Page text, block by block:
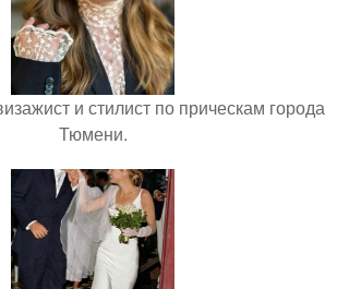
и стилист по прическам города
Тюмени.